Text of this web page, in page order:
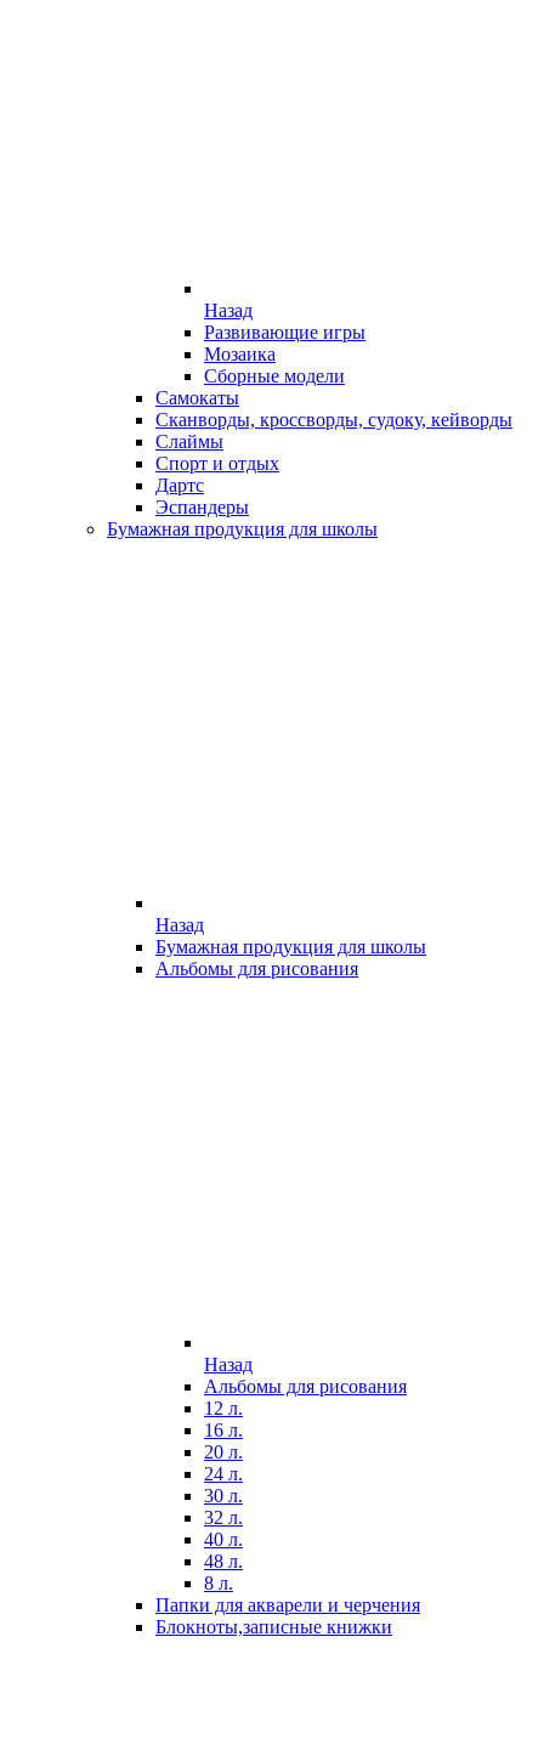
Назад
Развивающие игры
Мозаика
Сборные модели
Самокаты
Сканворды, кроссворды, судоку, кейворды
Слаймы
Спорт и отдых
Дартс
Эспандеры
Бумажная продукция для школы
Назад
Бумажная продукция для школы
Альбомы для рисования
Назад
Альбомы для рисования
12 л.
16 л.
20 л.
24 л.
30 л.
32 л.
40 л.
48 л.
8 л.
Папки для акварели и черчения
Блокноты,записные книжки